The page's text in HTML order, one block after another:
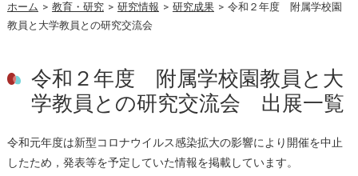
ホーム > 教育・研究 > 研究情報 > 研究成果 > 令和２年度 附属学校園
教員と大学教員との研究交流会
令和２年度 附属学校園教員と大
学教員との研究交流会 出展一覧
令和元年度は新型コロナウイルス感染拡大の影響により開催を中止
したため，発表等を予定していた情報を掲載しています。